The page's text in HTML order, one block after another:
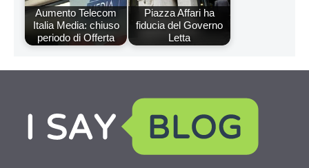
Aumento Telecom
Italia Media: chiuso
periodo di Offerta
Piazza Affari ha
fiducia del Governo
Letta